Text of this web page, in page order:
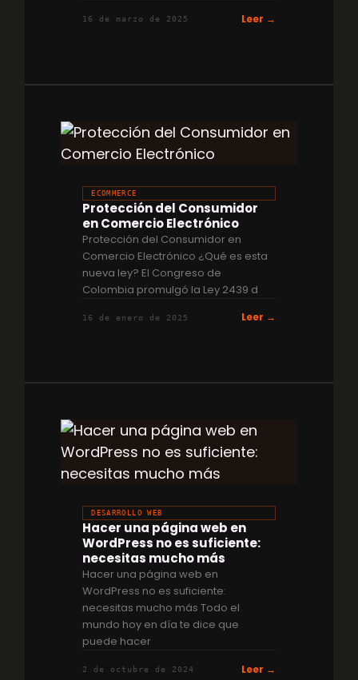
16 de marzo de 2025 Leer →
ECOMMERCE
Protección del Consumidor
en Comercio Electrónico
Protección del Consumidor en
Comercio Electrónico ¿Qué es esta
nueva ley? El Congreso de
Colombia promulgó la Ley 2439 d
16 de enero de 2025 Leer →
DESARROLLO WEB
Hacer una página web en
WordPress no es suficiente:
necesitas mucho más
Hacer una página web en
WordPress no es suficiente:
necesitas mucho más Todo el
mundo hoy en día te dice que
puede hacer
2 de octubre de 2024 Leer →